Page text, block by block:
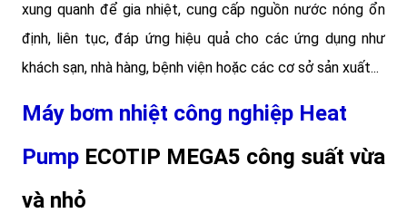
xung quanh để gia nhiệt, cung cấp nguồn nước nóng ổn
định, liên tục, đáp ứng hiệu quả cho các ứng dụng như
khách sạn, nhà hàng, bệnh viện hoặc các cơ sở sản xuất...
Máy bơm nhiệt công nghiệp Heat
Pump ECOTIP MEGA5 công suất vừa
và nhỏ